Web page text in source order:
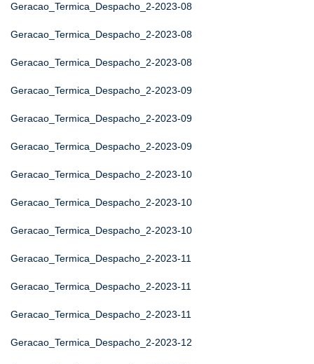
Geracao_Termica_Despacho_2-2023-08
Geracao_Termica_Despacho_2-2023-08
Geracao_Termica_Despacho_2-2023-08
Geracao_Termica_Despacho_2-2023-09
Geracao_Termica_Despacho_2-2023-09
Geracao_Termica_Despacho_2-2023-09
Geracao_Termica_Despacho_2-2023-10
Geracao_Termica_Despacho_2-2023-10
Geracao_Termica_Despacho_2-2023-10
Geracao_Termica_Despacho_2-2023-11
Geracao_Termica_Despacho_2-2023-11
Geracao_Termica_Despacho_2-2023-11
Geracao_Termica_Despacho_2-2023-12